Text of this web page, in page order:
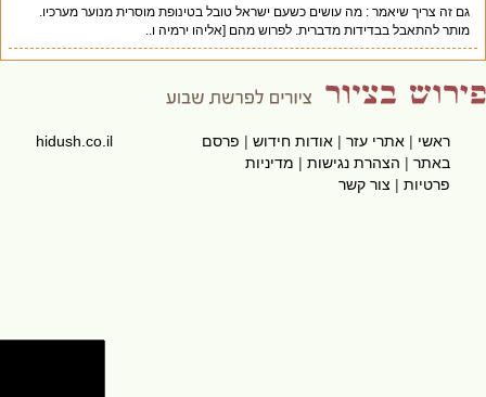
גם זה צריך שיאמר : מה עושים כשעם ישראל טובל בטינופת מוסרית מנוער מערכיו.
מותר להתאבל בבדידות מדברית. לפרוש מהם [אליהו ירמיה ו..
ראשי|אתרי עזר|אודות חידוש|פרסם
באתר|הצהרת נגישות|מדיניות
פרטיות|צור קשר
hidush.co.il